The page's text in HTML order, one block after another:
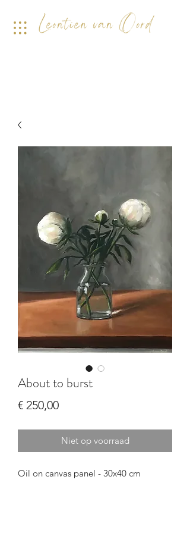
About to burst
€ 250,00Prijs
Niet op voorraad
Oil on canvas panel - 30x40 cm